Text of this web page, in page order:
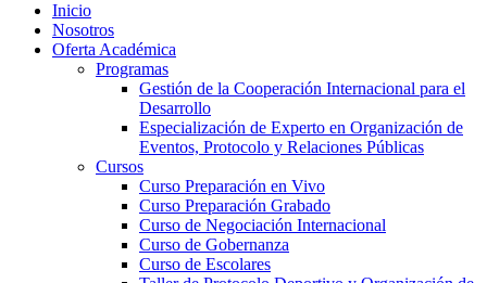
Inicio
Nosotros
Oferta Académica
Programas
Gestión de la Cooperación Internacional para el
Desarrollo
Especialización de Experto en Organización de
Eventos, Protocolo y Relaciones Públicas
Cursos
Curso Preparación en Vivo
Curso Preparación Grabado
Curso de Negociación Internacional
Curso de Gobernanza
Curso de Escolares